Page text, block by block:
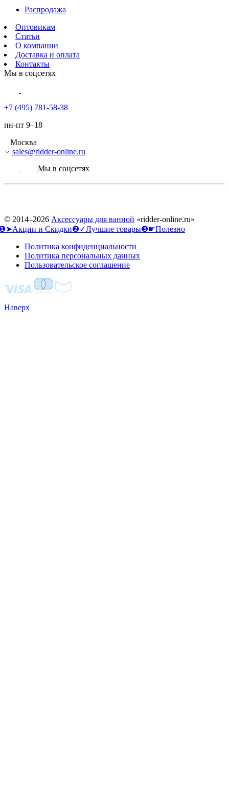
Распродажа
Оптовикам
Статьи
О компании
Доставка и оплата
Контакты
Мы в соцсетях
+7 (495) 781-58-38
пн-пт 9–18
Москва
sales@ridder-online.ru
Мы в соцсетях
© 2014–2026 Аксессуары для ванной «ridder-online.ru»
и Скидки❷✓Лучшие товары❸☛Полезно
Политика конфиденциальности
Политика персональных данных
Пользовательское соглашение
Наверх